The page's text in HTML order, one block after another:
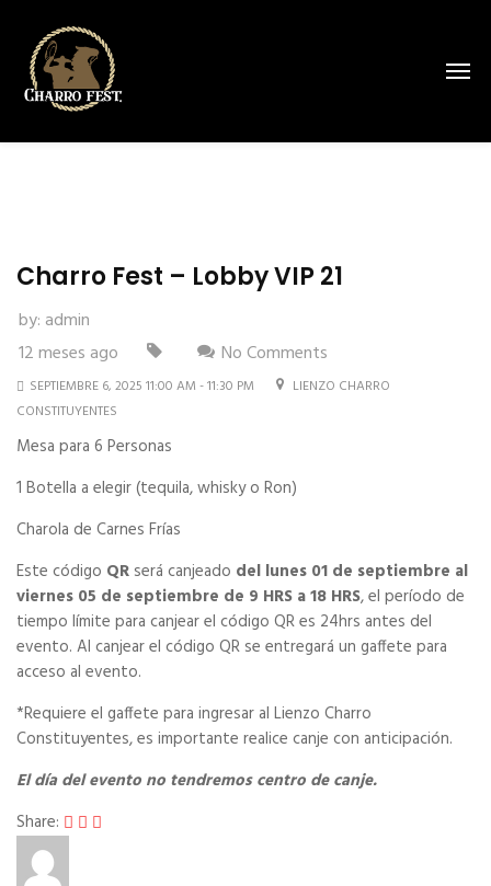
Charro Fest – Lobby VIP 21
by: admin
12 meses ago
No Comments
SEPTIEMBRE 6, 2025 11:00 AM - 11:30 PM
LIENZO CHARRO
CONSTITUYENTES
Mesa para 6 Personas
1 Botella a elegir (tequila, whisky o Ron)
Charola de Carnes Frías
Este código QR será canjeado del lunes 01 de septiembre al
viernes 05 de septiembre de 9 HRS a 18 HRS, el período de
tiempo límite para canjear el código QR es 24hrs antes del
evento. Al canjear el código QR se entregará un gaffete para
acceso al evento.
*Requiere el gaffete para ingresar al Lienzo Charro
Constituyentes, es importante realice canje con anticipación.
El día del evento no tendremos centro de canje.
Share: